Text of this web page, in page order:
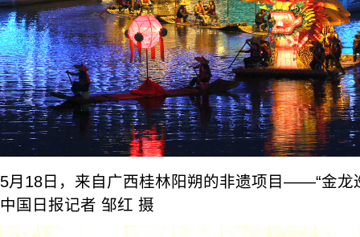
5月18日，来自广西桂林阳朔的非遗项目——“金龙
中国日报记者 邹红 摄